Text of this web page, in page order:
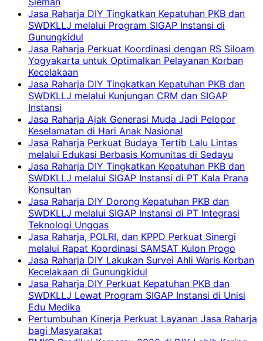
Jasa Raharja DIY Tingkatkan Kepatuhan PKB dan
SWDKLLJ melalui Program SIGAP Instansi di
Gunungkidul
Jasa Raharja Perkuat Koordinasi dengan RS Siloam
Yogyakarta untuk Optimalkan Pelayanan Korban
Kecelakaan
Jasa Raharja DIY Tingkatkan Kepatuhan PKB dan
SWDKLLJ melalui Kunjungan CRM dan SIGAP
Instansi
Jasa Raharja Ajak Generasi Muda Jadi Pelopor
Keselamatan di Hari Anak Nasional
Jasa Raharja Perkuat Budaya Tertib Lalu Lintas
melalui Edukasi Berbasis Komunitas di Sedayu
Jasa Raharja DIY Tingkatkan Kepatuhan PKB dan
SWDKLLJ melalui SIGAP Instansi di PT Kala Prana
Konsultan
Jasa Raharja DIY Dorong Kepatuhan PKB dan
SWDKLLJ melalui SIGAP Instansi di PT Integrasi
Teknologi Unggas
Jasa Raharja, POLRI, dan KPPD Perkuat Sinergi
melalui Rapat Koordinasi SAMSAT Kulon Progo
Jasa Raharja DIY Lakukan Survei Ahli Waris Korban
Kecelakaan di Gunungkidul
Jasa Raharja DIY Perkuat Kepatuhan PKB dan
SWDKLLJ Lewat Program SIGAP Instansi di Unisi
Edu Medika
Pertumbuhan Kinerja Perkuat Layanan Jasa Raharja
bagi Masyarakat